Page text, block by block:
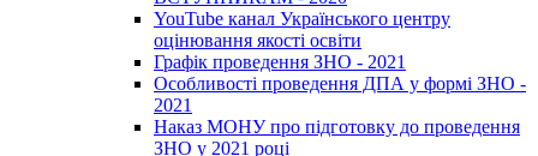
YouTube канал Українського центру
оцінювання якості освіти
Графік проведення ЗНО - 2021
Особливості проведення ДПА у формі ЗНО -
2021
Наказ МОНУ про підготовку до проведення
ЗНО у 2021 році